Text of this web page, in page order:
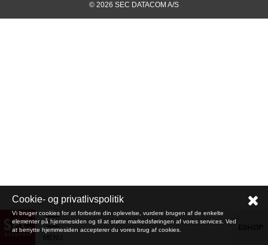
© 2026 SEC DATACOM A/S
Cookie- og privatlivspolitik
Vi bruger cookies for at forbedre din oplevelse, vurdere brugen af de enkelte
elementer på hjemmesiden og til at støtte markedsføringen af vores services. Ved
at benytte hjemmesiden accepterer du vores brug af cookies.